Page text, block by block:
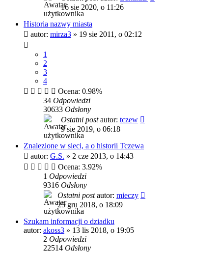
16 sie 2020, o 11:26
Historia nazwy miasta
autor: mirza3 » 19 sie 2011, o 02:12
1
2
3
4
Ocena: 0.98%
34 Odpowiedzi
30633 Odsłony
Ostatni postautor: tczew
9 sie 2019, o 06:18
Znalezione w sieci, a o historii Tczewa
autor: G.S. » 2 cze 2013, o 14:43
Ocena: 3.92%
1 Odpowiedzi
9316 Odsłony
Ostatni postautor: mieczy
25 gru 2018, o 18:09
Szukam informacji o dziadku
autor: akoss3 » 13 lis 2018, o 19:05
2 Odpowiedzi
22514 Odsłony